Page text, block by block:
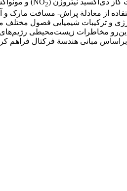
2
و ترکیبات شیمیایی فصول مختلف
مخاطرات زیست‌محیطی
مبانی هندسة فرکتال فراهم